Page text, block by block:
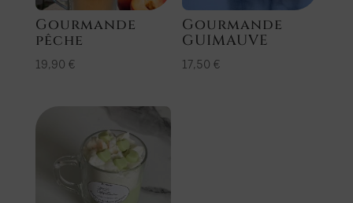
Gourmande
pêche
19,90 €
Gourmande
GUIMAUVE
17,50€